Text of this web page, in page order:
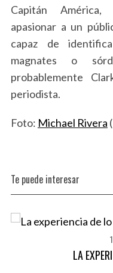
Capitán
apasionar a un
capaz de
magnates o
probablemente
periodista.
Foto: Michael Rivera
Te puede interesar
LA